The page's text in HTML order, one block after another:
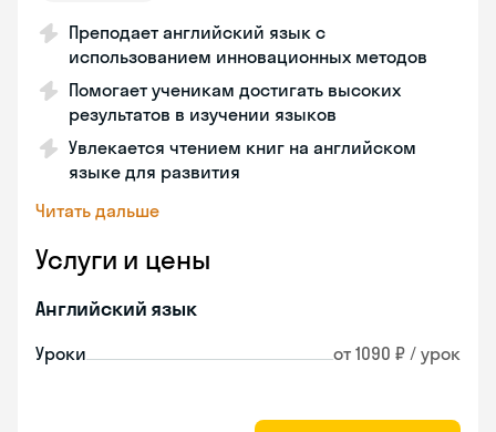
Преподает английский язык с
использованием инновационных методов
Помогает ученикам достигать высоких
результатов в изучении языков
Увлекается чтением книг на английском
языке для развития
Читать дальше
Услуги и цены
Английский язык
Уроки от 1090 ₽ / урок